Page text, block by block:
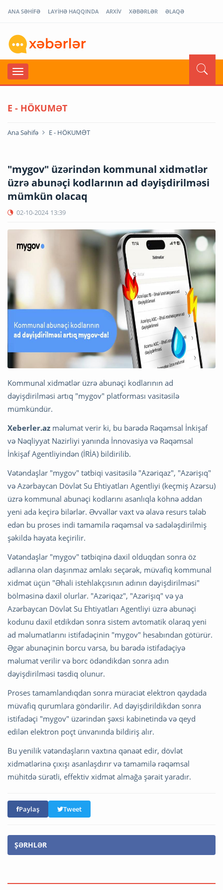
ANA SƏHİFƏ LAYİHƏ HAQQINDA ARXİV XƏBƏRLƏR ƏLAQƏ
E - HÖKUMƏT
Ana Səhifə E - HÖKUMƏT
"mygov" üzərindən kommunal xidmətlər
üzrə abunəçi kodlarının ad dəyişdirilməsi
mümkün olacaq
02-10-2024 13:39
Kommunal xidmətlər üzrə abunəçi kodlarının ad
dəyişdirilməsi artıq "mygov" platforması vasitəsilə
mümkündür.
Xeberler.az məlumat verir ki, bu barədə Rəqəmsal İnkişaf
və Nəqliyyat Nazirliyi yanında İnnovasiya və Rəqəmsal
İnkişaf Agentliyindən (İRİA) bildirilib.
Vətəndaşlar "mygov" tətbiqi vasitəsilə "Azəriqaz", "Azərişıq"
və Azərbaycan Dövlət Su Ehtiyatları Agentliyi (keçmiş Azərsu)
üzrə kommunal abunəçi kodlarını asanlıqla köhnə addan
yeni ada keçirə bilərlər. Əvvəllər vaxt və əlavə resurs tələb
edən bu proses indi tamamilə rəqəmsal və sadələşdirilmiş
şəkildə həyata keçirilir.
Vətəndaşlar "mygov" tətbiqinə daxil olduqdan sonra öz
adlarına olan daşınmaz əmlakı seçərək, müvafiq kommunal
xidmət üçün "Əhali istehlakçısının adının dəyişdirilməsi"
bölməsinə daxil olurlar. "Azəriqaz", "Azərişıq" və ya
Azərbaycan Dövlət Su Ehtiyatları Agentliyi üzrə abunəçi
kodunu daxil etdikdən sonra sistem avtomatik olaraq yeni
ad məlumatlarını istifadəçinin "mygov" hesabından götürür.
Əgər abunəçinin borcu varsa, bu barədə istifadəçiyə
məlumat verilir və borc ödəndikdən sonra adın
dəyişdirilməsi təsdiq olunur.
Proses tamamlandıqdan sonra müraciət elektron qaydada
müvafiq qurumlara göndərilir. Ad dəyişdirildikdən sonra
istifadəçi "mygov" üzərindən şəxsi kabinetində və qeyd
edilən elektron poçt ünvanında bildiriş alır.
Bu yenilik vətəndaşların vaxtına qənaət edir, dövlət
xidmətlərinə çıxışı asanlaşdırır və tamamilə rəqəmsal
mühitdə sürətli, effektiv xidmət almağa şərait yaradır.
Paylaş Tweet
ŞƏRHLƏR